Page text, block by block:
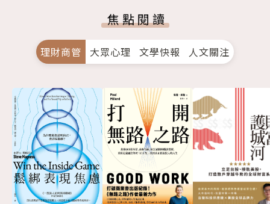
焦點閱讀
理財商管 大眾心理 文學快報 人文關注